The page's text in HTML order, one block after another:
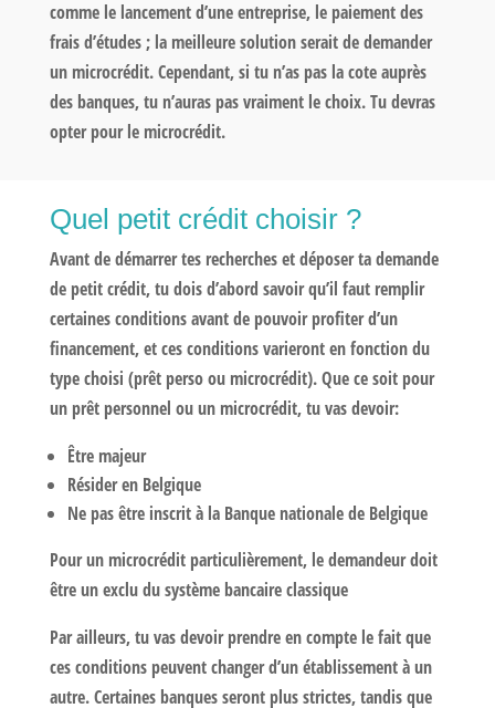
comme le lancement d’une entreprise, le paiement des
frais d’études ; la meilleure solution serait de demander
un microcrédit. Cependant, si tu n’as pas la cote auprès
des banques, tu n’auras pas vraiment le choix. Tu devras
opter pour le microcrédit.
Quel petit crédit choisir ?
Avant de démarrer tes recherches et déposer ta demande
de petit crédit, tu dois d’abord savoir qu’il faut remplir
certaines conditions avant de pouvoir profiter d’un
financement, et ces conditions varieront en fonction du
type choisi (prêt perso ou microcrédit). Que ce soit pour
un prêt personnel ou un microcrédit, tu vas devoir:
Être majeur
Résider en Belgique
Ne pas être inscrit à la Banque nationale de Belgique
Pour un microcrédit particulièrement, le demandeur doit
être un exclu du système bancaire classique
Par ailleurs, tu vas devoir prendre en compte le fait que
ces conditions peuvent changer d’un établissement à un
autre. Certaines banques seront plus strictes, tandis que